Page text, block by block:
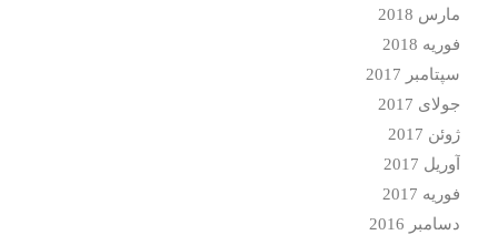
مارس 2018
فوریه 2018
سپتامبر 2017
جولای 2017
ژوئن 2017
آوریل 2017
فوریه 2017
دسامبر 2016